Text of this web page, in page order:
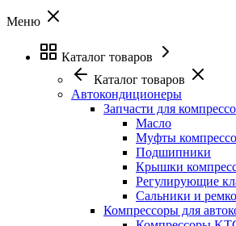
Меню
Каталог товаров
Каталог товаров
Автокондиционеры
Запчасти для
Масло
Муфты
Подшипники
Крышки
Регулирующие
Сальники и
Компрессоры для